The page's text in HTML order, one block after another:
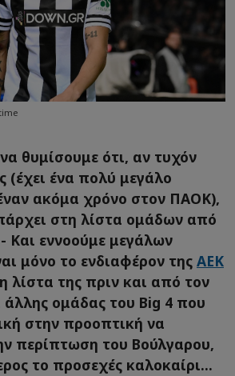
θυμίσουμε ότι, αν τυχόν
(έχει ένα πολύ μεγάλο
ακόμα χρόνο στον ΠΑΟΚ),
στη λίστα ομάδων από
Και εννοούμε μεγάλων
μόνο το ενδιαφέρον της ΑΕΚ
λίστα της πριν και από τον
ομάδας του Big 4 που
στην προοπτική να
περίπτωση του Βούλγαρου,
το προσεχές καλοκαίρι...